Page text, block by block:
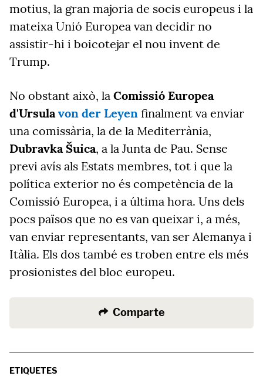
motius, la gran majoria de socis europeus i la
mateixa Unió Europea van decidir no
assistir-hi i boicotejar el nou invent de
Trump.
No obstant això, la Comissió Europea
d'Ursulavon der Leyen finalment va enviar
una comissària, la de la Mediterrània,
Dubravka Šuica, a la Junta de Pau. Sense
previ avís als Estats membres, tot i que la
política exterior no és competència de la
Comissió Europea, i a última hora. Uns dels
pocs països que no es van queixar i, a més,
van enviar representants, van ser Alemanya i
Itàlia. Els dos també es troben entre els més
prosionistes del bloc europeu.
Comparte
ETIQUETES